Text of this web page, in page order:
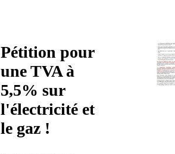
Pétition pour
une TVA à
5,5% sur
l'électricité et
le gaz !